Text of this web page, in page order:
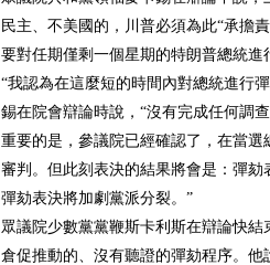
民主、不美國的，川普必須為此“承擔
要對任期僅剩一個星期的特朗普總統進
“我認為在這麼短的時間內對總統進行
錫在院會辯論時說，“沒有完成任何調
重要的是，參議院已經確認了，在當
審判。但此刻表決的結果將會是：彈
彈劾表決將加劇黨派分裂。”
眾議院少數黨黨鞭斯卡利斯在辯論快
倉促推動的、沒有聽證的彈劾程序。